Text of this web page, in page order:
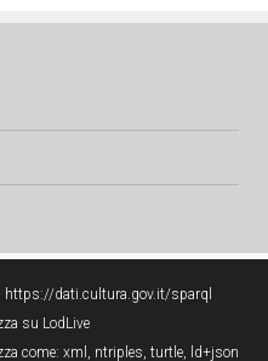
https://dati.cultura.gov.it/sparql
su LodLive
come: xml , ntriples, turtle, ld+json